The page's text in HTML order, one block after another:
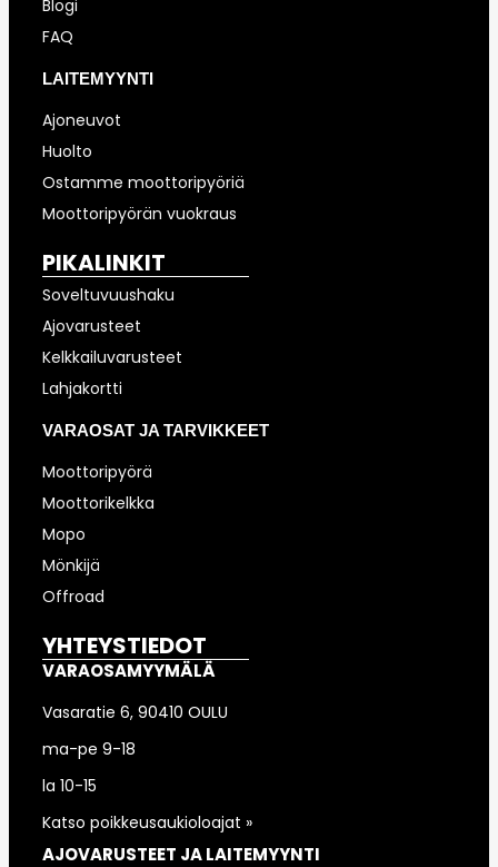
Blogi
FAQ
LAITEMYYNTI
Ajoneuvot
Huolto
Ostamme moottoripyöriä
Moottoripyörän vuokraus
PIKALINKIT
Soveltuvuushaku
Ajovarusteet
Kelkkailuvarusteet
Lahjakortti
VARAOSAT JA TARVIKKEET
Moottoripyörä
Moottorikelkka
Mopo
Mönkijä
Offroad
YHTEYSTIEDOT
VARAOSAMYYMÄLÄ
Vasaratie 6, 90410 OULU
ma-pe 9-18
la 10-15
Katso poikkeusaukioloajat »
AJOVARUSTEET JA LAITEMYYNTI